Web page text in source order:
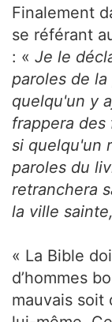
Finalement
se référant
: « Je le
paroles de
quelqu'un y
frappera
si quelqu'un
paroles du
retranchera
la ville
« La Bible
d’hommes
mauvais soit